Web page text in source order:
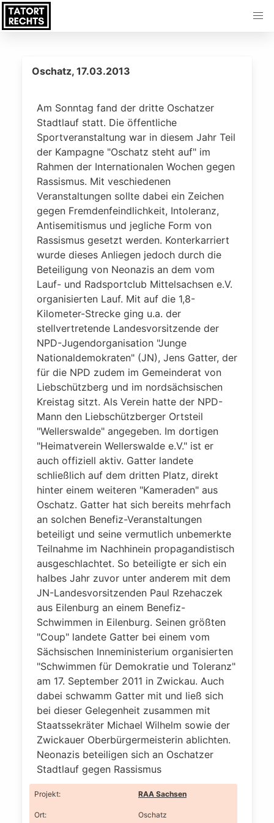
Oschatz, 17.03.2013
Am Sonntag fand der dritte Oschatzer
Stadtlauf statt. Die öffentliche
Sportveranstaltung war in diesem Jahr Teil
der Kampagne "Oschatz steht auf" im
Rahmen der Internationalen Wochen gegen
Rassismus. Mit veschiedenen
Veranstaltungen sollte dabei ein Zeichen
gegen Fremdenfeindlichkeit, Intoleranz,
Antisemitismus und jegliche Form von
Rassismus gesetzt werden. Konterkarriert
wurde dieses Anliegen jedoch durch die
Beteiligung von Neonazis an dem vom
Lauf- und Radsportclub Mittelsachsen e.V.
organisierten Lauf. Mit auf die 1,8-
Kilometer-Strecke ging u.a. der
stellvertretende Landesvorsitzende der
NPD-Jugendorganisation "Junge
Nationaldemokraten" (JN), Jens Gatter, der
für die NPD zudem im Gemeinderat von
Liebschützberg und im nordsächsischen
Kreistag sitzt. Als Verein hatte der NPD-
Mann den Liebschützberger Ortsteil
"Wellerswalde" angegeben. Im dortigen
"Heimatverein Wellerswalde e.V." ist er
auch offiziell aktiv. Gatter landete
schließlich auf dem dritten Platz, direkt
hinter einem weiteren "Kameraden" aus
Oschatz. Gatter hat sich bereits mehrfach
an solchen Benefiz-Veranstaltungen
beteiligt und seine vermutlich unbemerkte
Teilnahme im Nachhinein propagandistisch
ausgeschlachtet. So beteiligte er sich ein
halbes Jahr zuvor unter anderem mit dem
JN-Landesvorsitzenden Paul Rzehaczek
aus Eilenburg an einem Benefiz-
Schwimmen in Eilenburg. Seinen größten
"Coup" landete Gatter bei einem vom
Sächsischen Inneministerium organisierten
"Schwimmen für Demokratie und Toleranz"
am 17. September 2011 in Zwickau. Auch
dabei schwamm Gatter mit und ließ sich
bei dieser Gelegenheit zusammen mit
Staatssekräter Michael Wilhelm sowie der
Zwickauer Oberbürgermeisterin ablichten.
Neonazis beteiligen sich an Oschatzer
Stadtlauf gegen Rassismus
Projekt: RAA Sachsen
Ort: Oschatz